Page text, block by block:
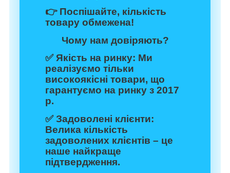
👉 Поспішайте, кількість
товару обмежена!
Чому нам довіряють?
✅ Якість на ринку: Ми
реалізуємо тільки
високоякісні товари, що
гарантуємо на ринку з 2017
р.
✅Задоволені клієнти:
Велика кількість
задоволених клієнтів – це
наше найкраще
підтвердження.